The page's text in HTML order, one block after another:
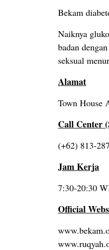
Bekam
Naiknya
badan
seksual
Alamat
Town House
Call Center
(+62) 813-
Jam Kerja
7:30-20:30
Official